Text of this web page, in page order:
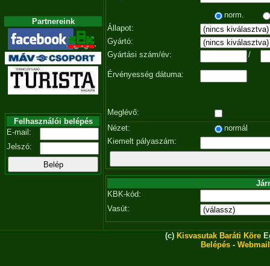
Partnereink
Felhasználói belépés
E-mail:
Jelszó:
norm.
Állapot:
Gyártó:
Gyártási szám/év:
/
Érvényesség dátuma:
Meglévő:
Nézet:
normál
Kiemelt pályaszám:
KBK-kód:
Vasút:
(c) Kisvasutak Baráti Köre
Belépés - Webmail